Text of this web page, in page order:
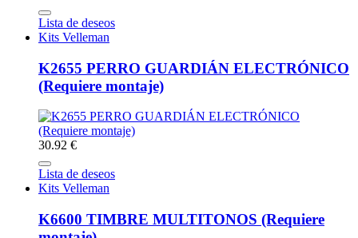
Lista de deseos
Kits Velleman
K2655 PERRO GUARDIÁN ELECTRÓNICO
(Requiere montaje)
30.92 €
Lista de deseos
Kits Velleman
K6600 TIMBRE MULTITONOS (Requiere